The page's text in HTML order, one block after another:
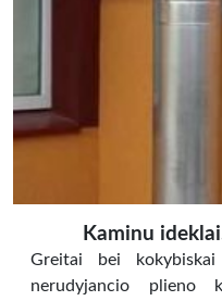
Kaminu
Greitai bei
nerudyjancio plieno